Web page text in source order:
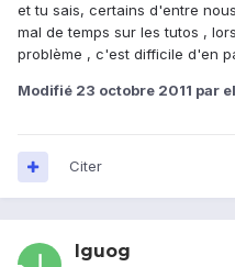
et tu sais, certains d'entre
mal de temps sur les tutos ,
problème , c'est difficile d'en
Modifié 23 octobre 2011 par
Citer
Iguog